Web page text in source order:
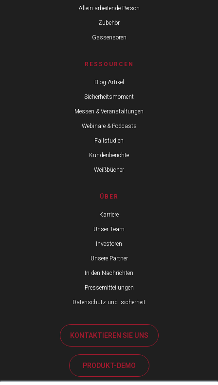
Allein arbeitende Person
Zubehör
Gassensoren
RESSOURCEN
Blog-Artikel
Sicherheitsmoment
Messen & Veranstaltungen
Webinare & Podcasts
Fallstudien
Kundenberichte
Weißbücher
ÜBER
Karriere
Unser Team
Investoren
Unsere Partner
In den Nachrichten
Pressemitteilungen
Datenschutz und -sicherheit
KONTAKTIEREN SIE UNS
PRODUKT-DEMO